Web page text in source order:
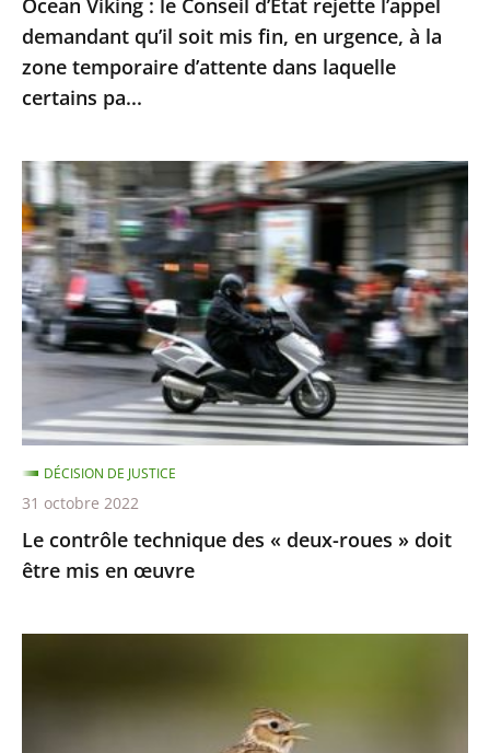
en
urgence,
temporaire
d’attente
dans
laquelle
certains
pa...
Ocean Viking : le Conseil d’État rejette l’appel
demandant qu’il soit mis fin, en urgence, à la
zone temporaire d’attente dans laquelle
certains pa...
Le
contrôle
technique
des
«
deux-
roues
doit
être
mis
en
œuvre
Le contrôle technique des « deux-roues » doit
être mis en œuvre
DÉCISION DE JUSTICE
31 octobre 2022